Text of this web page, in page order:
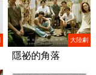
大陸劇
隱祕的角落